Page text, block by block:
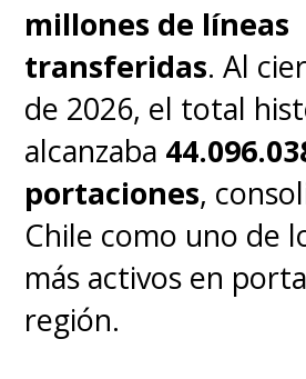
millones de líneas
transferidas. Al
de 2026, el total
alcanzaba
portaciones,
Chile como uno de
más activos en
región.